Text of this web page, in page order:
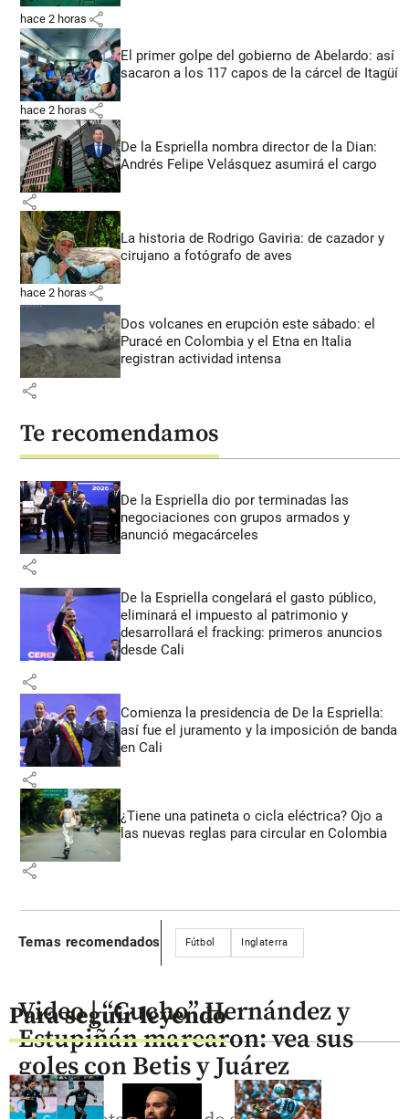
hace 2 horas share
El primer golpe del gobierno de Abelardo: así
sacaron a los 117 capos de la cárcel de Itagüí
hace 2 horas share
De la Espriella nombra director de la Dian:
Andrés Felipe Velásquez asumirá el cargo
share
La historia de Rodrigo Gaviria: de cazador y
cirujano a fotógrafo de aves
hace 2 horas share
Dos volcanes en erupción este sábado: el
Puracé en Colombia y el Etna en Italia
registran actividad intensa
share
Te recomendamos
De la Espriella dio por terminadas las
negociaciones con grupos armados y
anunció megacárceles
share
De la Espriella congelará el gasto público,
eliminará el impuesto al patrimonio y
desarrollará el fracking: primeros anuncios
desde Cali
share
Comienza la presidencia de De la Espriella:
así fue el juramento y la imposición de banda
en Cali
share
¿Tiene una patineta o cicla eléctrica? Ojo a
las nuevas reglas para circular en Colombia
share
Temas recomendados Fútbol Inglaterra
Para seguir leyendo
Video | “Cucho” Hernández y
Estupiñán marcaron: vea sus
goles con Betis y Juárez